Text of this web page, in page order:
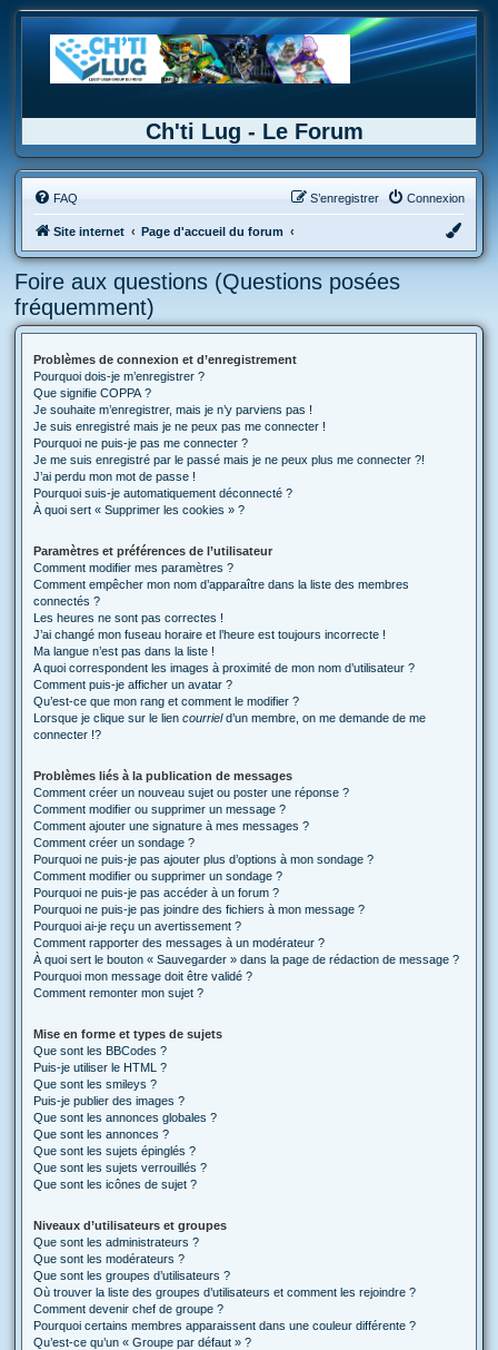
Ch'ti Lug - Le Forum
FAQ Connexion
S’enregistrer
Site internet Page d'accueil du forum
Foire aux questions (Questions posées
fréquemment)
Problèmes de connexion et d’enregistrement
Pourquoi dois-je m’enregistrer ?
Que signifie COPPA ?
Je souhaite m’enregistrer, mais je n’y parviens pas !
Je suis enregistré mais je ne peux pas me connecter !
Pourquoi ne puis-je pas me connecter ?
Je me suis enregistré par le passé mais je ne peux plus me connecter ?!
J’ai perdu mon mot de passe !
Pourquoi suis-je automatiquement déconnecté ?
À quoi sert « Supprimer les cookies » ?
Paramètres et préférences de l’utilisateur
Comment modifier mes paramètres ?
Comment empêcher mon nom d’apparaître dans la liste des membres
connectés ?
Les heures ne sont pas correctes !
J’ai changé mon fuseau horaire et l’heure est toujours incorrecte !
Ma langue n’est pas dans la liste !
A quoi correspondent les images à proximité de mon nom d’utilisateur ?
Comment puis-je afficher un avatar ?
Qu’est-ce que mon rang et comment le modifier ?
Lorsque je clique sur le lien courrield’un membre, on me demande de me
connecter !?
Problèmes liés à la publication de messages
Comment créer un nouveau sujet ou poster une réponse ?
Comment modifier ou supprimer un message ?
Comment ajouter une signature à mes messages ?
Comment créer un sondage ?
Pourquoi ne puis-je pas ajouter plus d’options à mon sondage ?
Comment modifier ou supprimer un sondage ?
Pourquoi ne puis-je pas accéder à un forum ?
Pourquoi ne puis-je pas joindre des fichiers à mon message ?
Pourquoi ai-je reçu un avertissement ?
Comment rapporter des messages à un modérateur ?
À quoi sert le bouton « Sauvegarder » dans la page de rédaction de message ?
Pourquoi mon message doit être validé ?
Comment remonter mon sujet ?
Mise en forme et types de sujets
Que sont les BBCodes ?
Puis-je utiliser le HTML ?
Que sont les smileys ?
Puis-je publier des images ?
Que sont les annonces globales ?
Que sont les annonces ?
Que sont les sujets épinglés ?
Que sont les sujets verrouillés ?
Que sont les icônes de sujet ?
Niveaux d’utilisateurs et groupes
Que sont les administrateurs ?
Que sont les modérateurs ?
Que sont les groupes d’utilisateurs ?
Où trouver la liste des groupes d’utilisateurs et comment les rejoindre ?
Comment devenir chef de groupe ?
Pourquoi certains membres apparaissent dans une couleur différente ?
Qu’est-ce qu’un « Groupe par défaut » ?